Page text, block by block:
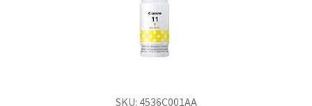
SKU: 4536C001AA